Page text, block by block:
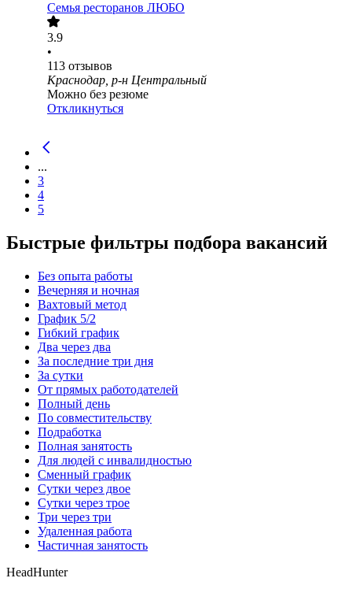
Семья ресторанов ЛЮБО
3.9
•
113 отзывов
Краснодар, р-н Центральный
Можно без резюме
Откликнуться
...
3
4
5
Быстрые фильтры подбора вакансий
Без опыта работы
Вечерняя и ночная
Вахтовый метод
График 5/2
Гибкий график
Два через два
За последние три дня
За сутки
От прямых работодателей
Полный день
По совместительству
Подработка
Полная занятость
Для людей с инвалидностью
Сменный график
Сутки через двое
Сутки через трое
Три через три
Удаленная работа
Частичная занятость
HeadHunter